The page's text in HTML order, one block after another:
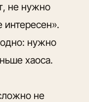
не нужно
интересен».
нужно
хаоса.
не